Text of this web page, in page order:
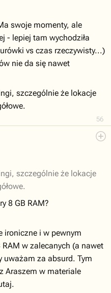
56
swoje momenty, ale
- lepiej tam wychodziła
vs czas rzeczywisty...)
nie da się nawet
szczególnie że lokacje
szczególnie że lokacje
8 GB RAM?
ironiczne i w pewnym
RAM w zalecanych (a nawet
uważam za absurd. Tym
Araszem w materiale